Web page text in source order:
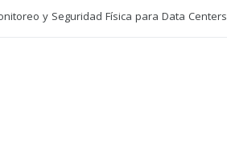
y Seguridad Física para Data Centers